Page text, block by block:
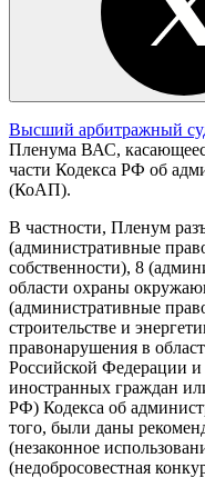
Высший арбитражный
Пленума ВАС,
части Кодекса РФ об
(КоАП).
В частности, Пленум
(административные
собственности), 8
области охраны
(административные
строительстве и
правонарушения в
Российской Федерации
иностранных граждан
РФ) Кодекса об
того, были даны
(незаконное
(недобросовестная